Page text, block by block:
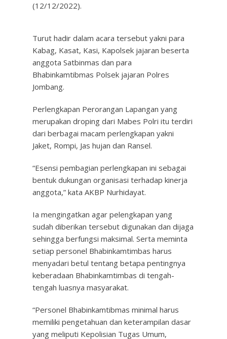
(12/12/2022).
Turut hadir dalam acara tersebut yakni para
Kabag, Kasat, Kasi, Kapolsek jajaran beserta
anggota Satbinmas dan para
Bhabinkamtibmas Polsek jajaran Polres
Jombang.
Perlengkapan Perorangan Lapangan yang
merupakan droping dari Mabes Polri itu terdiri
dari berbagai macam perlengkapan yakni
Jaket, Rompi, Jas hujan dan Ransel.
“Esensi pembagian perlengkapan ini sebagai
bentuk dukungan organisasi terhadap kinerja
anggota,” kata AKBP Nurhidayat.
Ia mengingatkan agar pelengkapan yang
sudah diberikan tersebut digunakan dan dijaga
sehingga berfungsi maksimal. Serta meminta
setiap personel Bhabinkamtimbas harus
menyadari betul tentang betapa pentingnya
keberadaan Bhabinkamtimbas di tengah-
tengah luasnya masyarakat.
“Personel Bhabinkamtibmas minimal harus
memiliki pengetahuan dan keterampilan dasar
yang meliputi Kepolisian Tugas Umum,